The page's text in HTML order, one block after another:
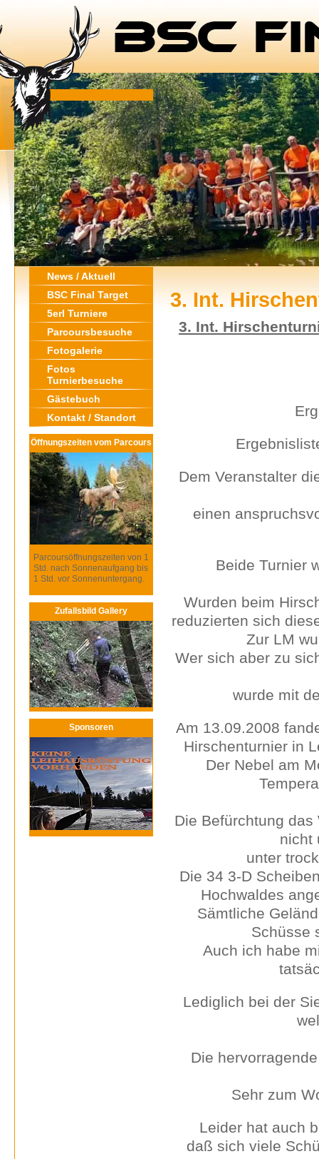
News / Aktuell
BSC Final Target
5erl Turniere
Parcoursbesuche
Fotogalerie
Fotos
Turnierbesuche
Gästebuch
Kontakt / Standort
Öffnungszeiten vom Parcours
Parcoursöffnungszeiten von 1
Std. nach Sonnenaufgang bis
1 Std. vor Sonnenuntergang.
Zufallsbild Gallery
Sponsoren
3. Int.
3. Int.
Dem Veranstalter
einen
Beide Turnier
Wurden beim
reduzierten sich
Zur LM
Wer sich aber zu
wurde mit
Am 13.09.2008
Hirschenturnier in
Der Nebel am
Die Befürchtung
nicht
unter
Die 34 3-D
Hochwaldes
Sämtliche
Schüsse
Auch ich habe
Lediglich bei der
Die
Sehr zum
Leider hat auch
daß sich viele